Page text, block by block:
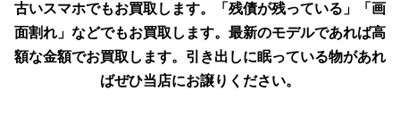
古いスマホでもお買取します。「残債が残っている」「画
面割れ」などでもお買取します。最新のモデルであれば高
額な金額でお買取します。引き出しに眠っている物があれ
ばぜひ当店にお譲りください。